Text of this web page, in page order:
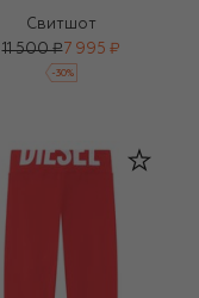
Свитшот
11 500 ₽7 995 ₽
-30%